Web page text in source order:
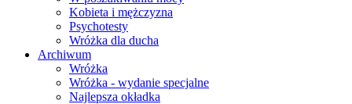
Kobieta i mężczyzna
Psychotesty
Wróżka dla ducha
Archiwum
Wróżka
Wróżka - wydanie specjalne
Najlepsza okładka